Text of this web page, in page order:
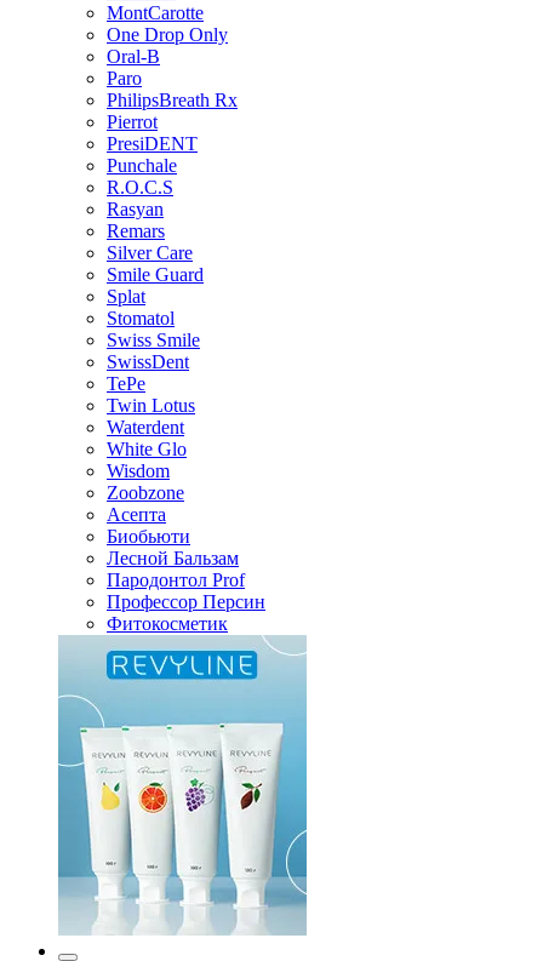
MontCarotte
One Drop Only
Oral-B
Paro
PhilipsBreath Rx
Pierrot
PresiDENT
Punchale
R.O.C.S
Rasyan
Remars
Silver Care
Smile Guard
Splat
Stomatol
Swiss Smile
SwissDent
TePe
Twin Lotus
Waterdent
White Glo
Wisdom
Zoobzone
Асепта
Биобьюти
Лесной Бальзам
Пародонтол Prof
Профессор Персин
Фитокосметик